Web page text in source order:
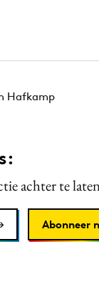
Hafkamp
achter te
Abonneer